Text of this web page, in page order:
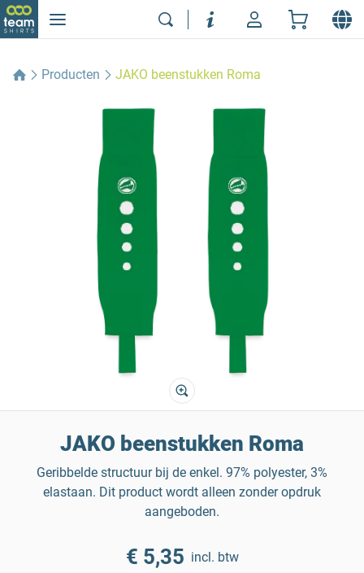
Producten JAKO beenstukken Roma
JAKO beenstukken Roma
Geribbelde structuur bij de enkel. 97% polyester, 3%
elastaan. Dit product wordt alleen zonder opdruk
aangeboden.
€ 5,35 incl. btw